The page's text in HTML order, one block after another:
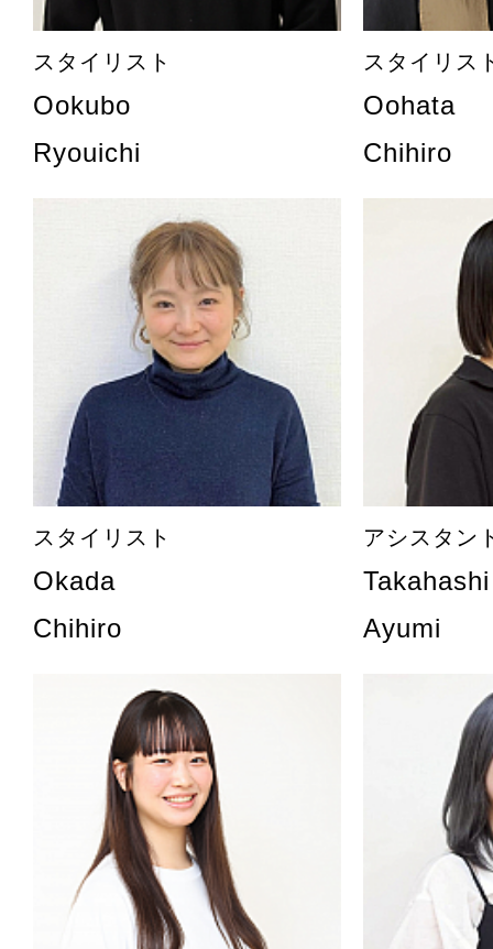
スタイリスト
Ookubo
Ryouichi
スタイリス
Oohata
Chihiro
スタイリスト
Okada
Chihiro
アシスタン
Takahashi
Ayumi